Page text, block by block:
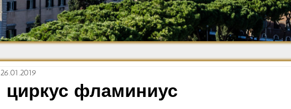
Средневековье
Возрождение и
Барокко
26.01.2019
циркус фламиниус